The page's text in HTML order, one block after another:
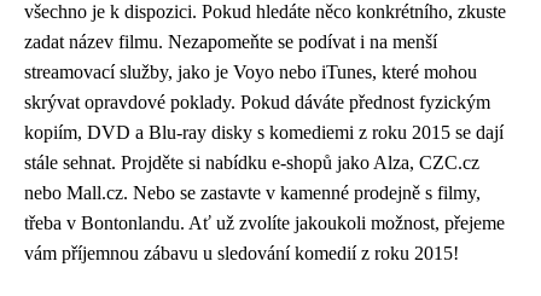
všechno je k dispozici. Pokud hledáte něco konkrétního, zkuste
zadat název filmu. Nezapomeňte se podívat i na menší
streamovací služby, jako je Voyo nebo iTunes, které mohou
skrývat opravdové poklady. Pokud dáváte přednost fyzickým
kopiím, DVD a Blu-ray disky s komediemi z roku 2015 se dají
stále sehnat. Projděte si nabídku e-shopů jako Alza, CZC.cz
nebo Mall.cz. Nebo se zastavte v kamenné prodejně s filmy,
třeba v Bontonlandu. Ať už zvolíte jakoukoli možnost, přejeme
vám příjemnou zábavu u sledování komedií z roku 2015!